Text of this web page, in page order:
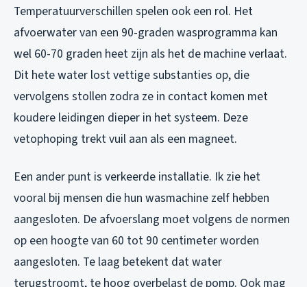
Temperatuurverschillen spelen ook een rol. Het
afvoerwater van een 90-graden wasprogramma kan
wel 60-70 graden heet zijn als het de machine verlaat.
Dit hete water lost vettige substanties op, die
vervolgens stollen zodra ze in contact komen met
koudere leidingen dieper in het systeem. Deze
vetophoping trekt vuil aan als een magneet.
Een ander punt is verkeerde installatie. Ik zie het
vooral bij mensen die hun wasmachine zelf hebben
aangesloten. De afvoerslang moet volgens de normen
op een hoogte van 60 tot 90 centimeter worden
aangesloten. Te laag betekent dat water
terugstroomt, te hoog overbelast de pomp. Ook mag